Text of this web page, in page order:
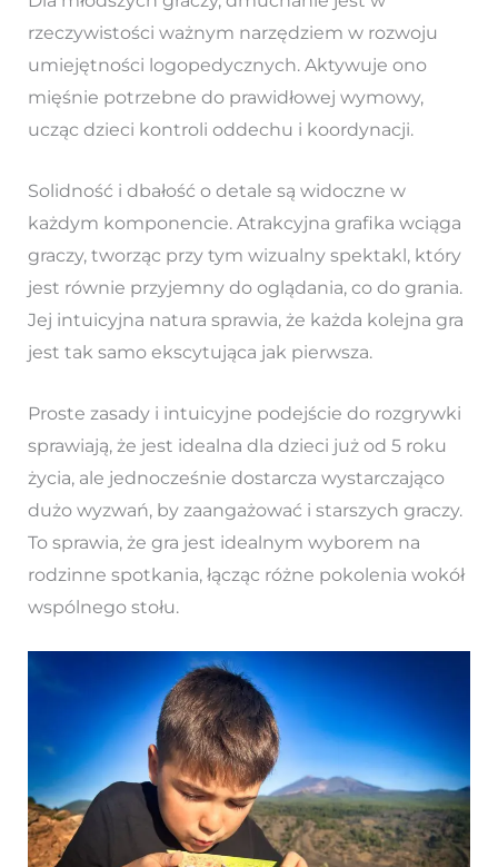
rzeczywistości ważnym narzędziem w rozwoju
umiejętności logopedycznych. Aktywuje ono
mięśnie potrzebne do prawidłowej wymowy,
ucząc dzieci kontroli oddechu i koordynacji.
Solidność i dbałość o detale są widoczne w
każdym komponencie. Atrakcyjna grafika wciąga
graczy, tworząc przy tym wizualny spektakl, który
jest równie przyjemny do oglądania, co do grania.
Jej intuicyjna natura sprawia, że każda kolejna gra
jest tak samo ekscytująca jak pierwsza.
Proste zasady i intuicyjne podejście do rozgrywki
sprawiają, że jest idealna dla dzieci już od 5 roku
życia, ale jednocześnie dostarcza wystarczająco
dużo wyzwań, by zaangażować i starszych graczy.
To sprawia, że gra jest idealnym wyborem na
rodzinne spotkania, łącząc różne pokolenia wokół
wspólnego stołu.